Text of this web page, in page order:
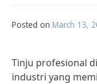
Posted on March 13,
Tinju profesional
industri yang